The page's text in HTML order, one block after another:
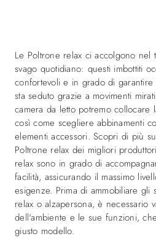
Le Poltrone relax ci accolgono
svago quotidiano: questi imbottiti
confortevoli e in grado di
sta seduto grazie a movimenti
camera da letto potremo collocare
così come scegliere abbinamenti
elementi accessori. Scopri di più
Poltrone relax dei migliori
relax sono in grado di
facilità, assicurando il massimo
esigenze. Prima di ammobiliare gli
relax o alzapersona, è necessario
dell'ambiente e le sue funzioni,
giusto modello.